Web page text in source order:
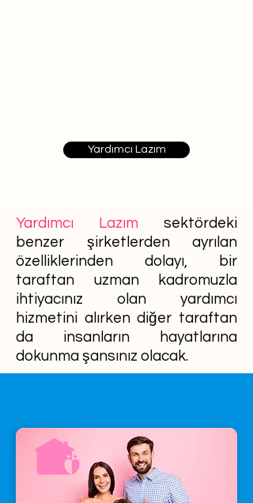
Yardımcı Lazım
Yardımcı Lazım sektördeki
benzer şirketlerden ayrılan
özelliklerinden dolayı, bir
taraftan uzman kadromuzla
ihtiyacınız olan yardımcı
hizmetini alırken diğer taraftan
da insanların hayatlarına
dokunma şansınız olacak.